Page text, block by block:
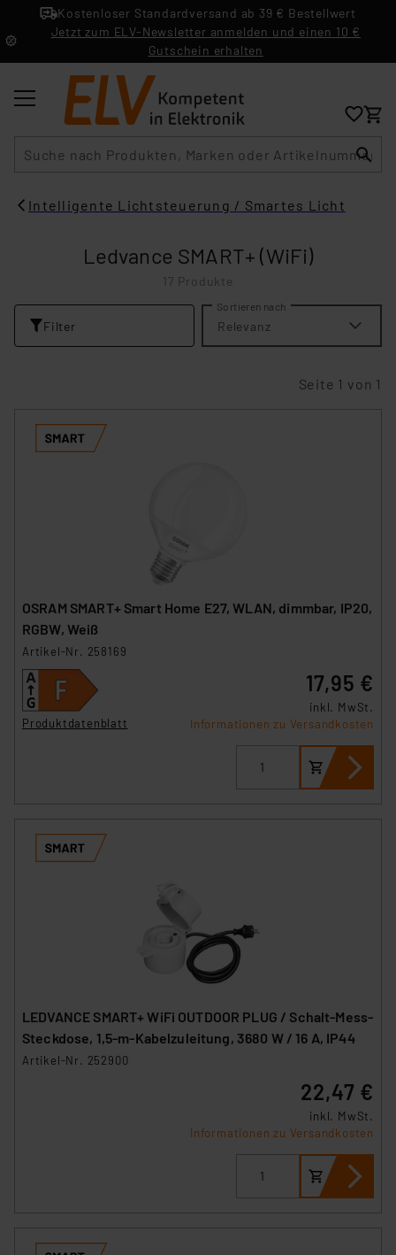
Kostenloser Standardversand ab 39 € Bestellwert
Jetzt zum ELV-Newsletter anmelden und einen 10 €
Gutschein erhalten
Intelligente Lichtsteuerung / Smartes Licht
Ledvance SMART+ (WiFi)
17 Produkte
Filter
Sortieren nach
Relevanz
Seite 1 von 1
OSRAM SMART+ Smart Home E27, WLAN, dimmbar, IP20,
RGBW, Weiß
Artikel-Nr. 258169
Produktdatenblatt
17,95 €
inkl. MwSt.
Informationen zu Versandkosten
LEDVANCE SMART+ WiFi OUTDOOR PLUG / Schalt-Mess-
Steckdose, 1,5-m-Kabelzuleitung, 3680 W / 16 A, IP44
Artikel-Nr. 252900
22,47 €
inkl. MwSt.
Informationen zu Versandkosten